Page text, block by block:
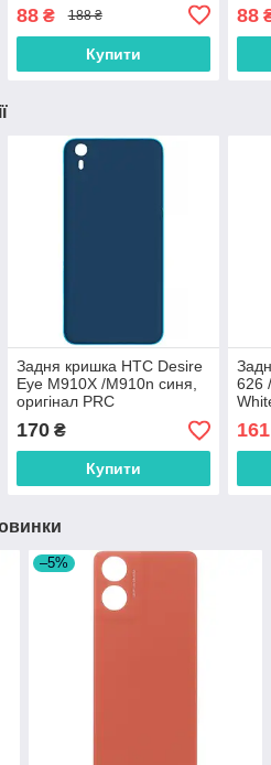
88₴ 188 ₴
Купити
88
Задня кришка HTC Desire
Eye M910X /M910n синя,
оригінал PRC
170₴
Купити
626
161
–5%